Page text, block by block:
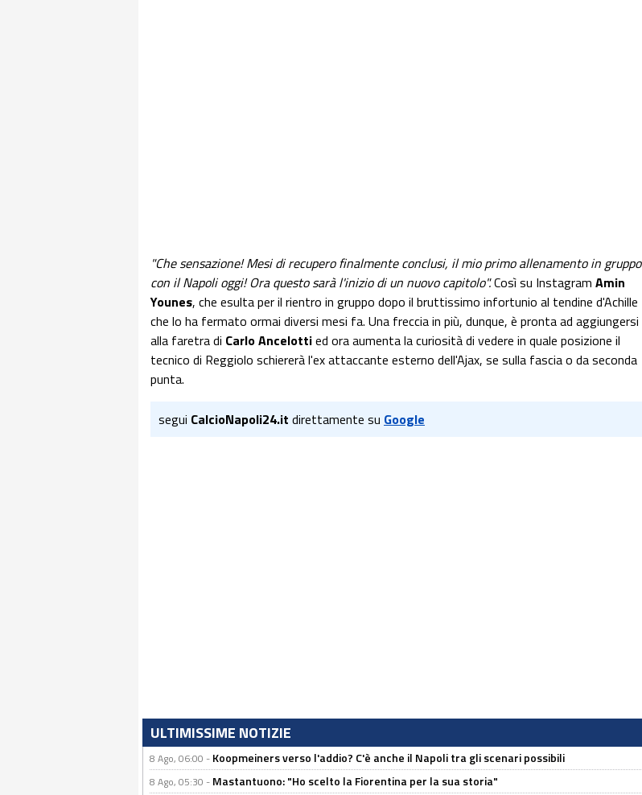
"Che sensazione! Mesi di recupero finalmente conclusi, il mio primo allenamento in gruppo
con il Napoli oggi! Ora questo sarà l'inizio di un nuovo capitolo".Così su Instagram Amin
Younes, che esulta per il rientro in gruppo dopo il bruttissimo infortunio al tendine d'Achille
che lo ha fermato ormai diversi mesi fa. Una freccia in più, dunque, è pronta ad aggiungersi
alla faretra di Carlo Ancelottied ora aumenta la curiosità di vedere in quale posizione il
tecnico di Reggiolo schiererà l'ex attaccante esterno dell'Ajax, se sulla fascia o da seconda
punta.
segui CalcioNapoli24.it direttamente su Google
ULTIMISSIME NOTIZIE
8 Ago, 06:00 - Koopmeiners verso l'addio? C'è anche il Napoli tra gli scenari possibili
8 Ago, 05:30 - Mastantuono: "Ho scelto la Fiorentina per la sua storia"